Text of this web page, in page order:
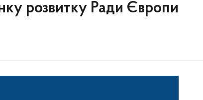
розвитку Ради Європи